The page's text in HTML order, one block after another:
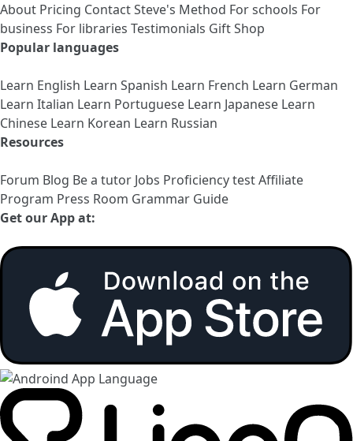
About Pricing ContactSteve's Method For schools For
business For libraries Testimonials Gift Shop
Popular languages
Learn English Learn Spanish Learn French Learn German
Learn Italian Learn Portuguese Learn Japanese Learn
Chinese Learn Korean Learn Russian
Resources
Forum Blog Be a tutor Jobs Proficiency testAffiliate
Program Press Room Grammar Guide
Get our App at: